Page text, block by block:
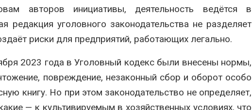
авторов инициативы, деятельность ведётся в
редакция уголовного законодательства не разделяет
риски для предприятий, работающих легально.
2023 года в Уголовный кодекс были внесены нормы,
повреждение, незаконный сбор и оборот особо
книгу. Но при этом законодательство не определяет,
— к культивируемым в хозяйственных условиях, что